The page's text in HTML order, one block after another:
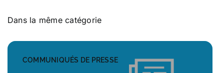
Dans la même catégorie
COMMUNIQUÉS DE PRESSE